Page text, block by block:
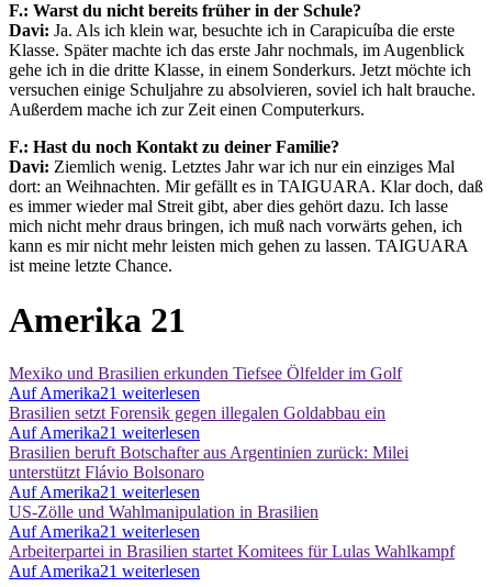
F.: Warst du nicht bereits früher in der Schule?
Davi: Ja. Als ich klein war, besuchte ich in Carapicuíba die erste
Klasse. Später machte ich das erste Jahr nochmals, im Augenblick
gehe ich in die dritte Klasse, in einem Sonderkurs. Jetzt möchte ich
versuchen einige Schuljahre zu absolvieren, soviel ich halt brauche.
Außerdem mache ich zur Zeit einen Computerkurs.
F.: Hast du noch Kontakt zu deiner Familie?
Davi: Ziemlich wenig. Letztes Jahr war ich nur ein einziges Mal
dort: an Weihnachten. Mir gefällt es in TAIGUARA. Klar doch, daß
es immer wieder mal Streit gibt, aber dies gehört dazu. Ich lasse
mich nicht mehr draus bringen, ich muß nach vorwärts gehen, ich
kann es mir nicht mehr leisten mich gehen zu lassen. TAIGUARA
ist meine letzte Chance.
Amerika 21
Mexiko und Brasilien erkunden Tiefsee Ölfelder im Golf
Auf Amerika21 weiterlesen
Brasilien setzt Forensik gegen illegalen Goldabbau ein
Auf Amerika21 weiterlesen
Brasilien beruft Botschafter aus Argentinien zurück: Milei
unterstützt Flávio Bolsonaro
Auf Amerika21 weiterlesen
US-Zölle und Wahlmanipulation in Brasilien
Auf Amerika21 weiterlesen
Arbeiterpartei in Brasilien startet Komitees für Lulas Wahlkampf
Auf Amerika21 weiterlesen